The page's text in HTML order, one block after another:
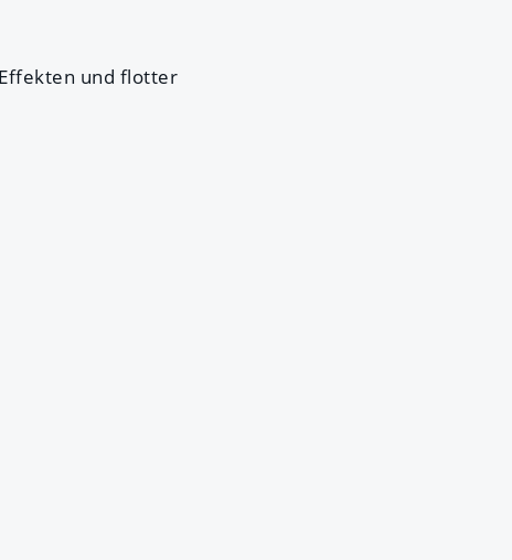
Effekten und flotter